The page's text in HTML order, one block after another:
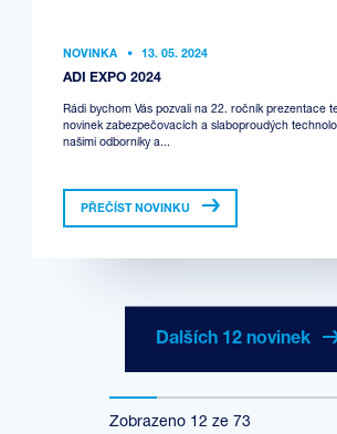
NOVINKA • 13. 05. 2024
ADI EXPO 2024
Rádi bychom Vás pozvali na 22. ročník prezentace
novinek zabezpečovacích a slaboproudých
našimi odborníky a...
PŘEČÍST NOVINKU
Dalších 12 novinek
Zobrazeno 12 ze 73